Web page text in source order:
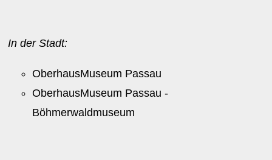
In der Stadt:
OberhausMuseum Passau
OberhausMuseum Passau -
Böhmerwaldmuseum